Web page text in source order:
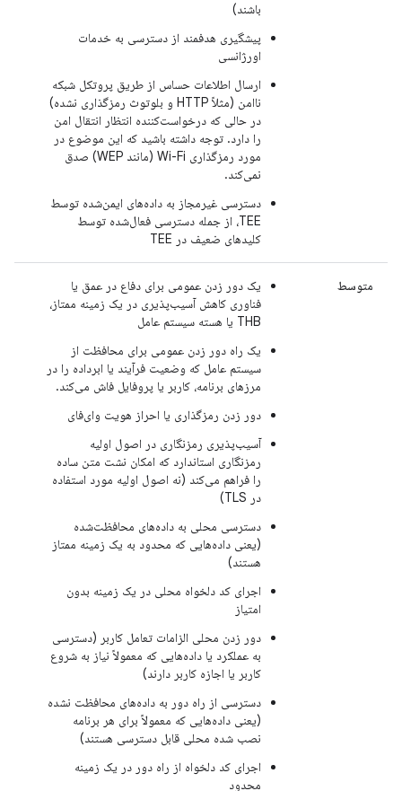
باشند)
پیشگیری هدفمند از دسترسی به خدمات
اورژانسی
ارسال اطلاعات حساس از طریق پروتکل شبکه
ناامن (مثلاً HTTP و بلوتوث رمزگذاری نشده)
در حالی که درخواست‌کننده انتظار انتقال امن
را دارد. توجه داشته باشید که این موضوع در
مورد رمزگذاری Wi-Fi (مانند WEP) صدق
نمی‌کند.
دسترسی غیرمجاز به داده‌های ایمن‌شده توسط
TEE، از جمله دسترسی فعال‌شده توسط
کلیدهای ضعیف در TEE
متوسط
یک دور زدن عمومی برای دفاع در عمق یا
فناوری کاهش آسیب‌پذیری در یک زمینه ممتاز،
THB یا هسته سیستم عامل
یک راه دور زدن عمومی برای محافظت از
سیستم عامل که وضعیت فرآیند یا ابرداده را در
مرزهای برنامه، کاربر یا پروفایل فاش می‌کند.
دور زدن رمزگذاری یا احراز هویت وای‌فای
آسیب‌پذیری رمزنگاری در اصول اولیه
رمزنگاری استاندارد که امکان نشت متن ساده
را فراهم می‌کند (نه اصول اولیه مورد استفاده
در TLS)
دسترسی محلی به داده‌های محافظت‌شده
(یعنی داده‌هایی که محدود به یک زمینه ممتاز
هستند)
اجرای کد دلخواه محلی در یک زمینه بدون
امتیاز
دور زدن محلی الزامات تعامل کاربر (دسترسی
به عملکرد یا داده‌هایی که معمولاً نیاز به شروع
کاربر یا اجازه کاربر دارند)
دسترسی از راه دور به داده‌های محافظت نشده
(یعنی داده‌هایی که معمولاً برای هر برنامه
نصب شده محلی قابل دسترسی هستند)
اجرای کد دلخواه از راه دور در یک زمینه
محدود